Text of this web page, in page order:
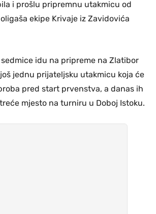
i prošlu pripremnu utakmicu od
ekipe Krivaje iz Zavidovića
idu na pripreme na Zlatibor
jednu prijateljsku utakmicu koja će
pred start prvenstva, a danas ih
mjesto na turniru u Doboj Istoku.